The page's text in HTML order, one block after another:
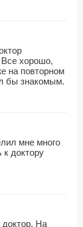
Все хорошо,
на повторном
бы знакомым.
мне много
доктору
На